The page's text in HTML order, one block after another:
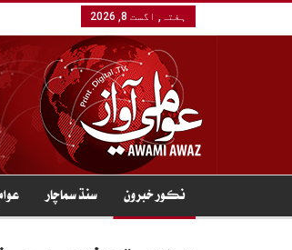
ہفتہ, اگست 8, 2026
نڪور خبرون سنڌ سماچار